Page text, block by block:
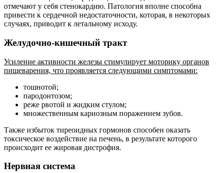
отмечают у себя стенокардию. Патология вполне способна
привести к сердечной недостаточности, которая, в некоторых
случаях, приводит к летальному исходу.
Желудочно-кишечный тракт
Усиление активности железы стимулирует моторику органов
пищеварения, что проявляется следующими симптомами:
тошнотой;
пародонтозом;
реже рвотой и жидким стулом;
множественным кариозным поражением зубов.
Также избыток тиреоидных гормонов способен оказать
токсическое воздействие на печень, в результате которого
происходит ее жировая дистрофия.
Нервная система